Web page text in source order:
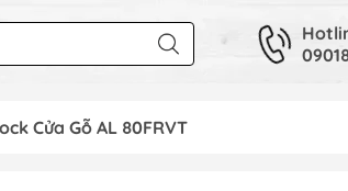
Cửa Gỗ AL 80FRVT